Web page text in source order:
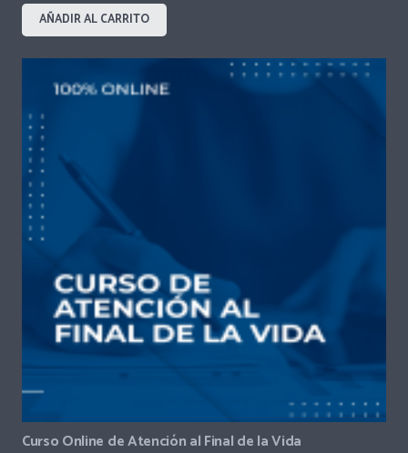
AÑADIR AL CARRITO
Curso Online de Atención al Final de la Vida